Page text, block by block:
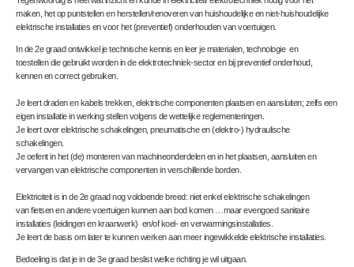
maken, het op puntstellen en herstellen/renoveren van huishoudelijke en niet-huishoudelijke
elektrische installaties en voor het (preventief) onderhouden van voertuigen.
In de 2egraad ontwikkel je technische kennis en leer je materialen, technologie en
toestellen die gebruikt worden in de elektrotechniek-sector en bij preventief onderhoud,
kennen en correct gebruiken.
Je leert draden en kabels trekken, elektrische componenten plaatsen en aansluiten; zelfs een
eigen installatie in werking stellen volgens de wettelijke reglementeringen.
Je leert over elektrische schakelingen, pneumatische en (elektro-) hydraulische
schakelingen.
Je oefent in het (de) monteren van machineonderdelen en in het plaatsen, aansluiten en
vervangen van elektrische componenten in verschillende borden.
Elektriciteit is in de 2egraad nog voldoende breed: niet enkel elektrische schakelingen
van fietsen en andere voertuigen kunnen aan bod komen …maar evengoed sanitaire
installaties (leidingen en kraanwerk) en/of koel- en verwarmingsinstallaties.
Je leert de basis om later te kunnen werken aan meer ingewikkelde elektrische installaties.
Bedoeling is dat je in de 3egraad beslist welke richting je wil uitgaan.